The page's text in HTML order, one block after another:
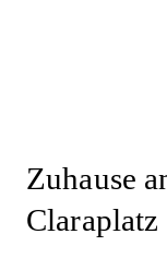
Zuhause
Claraplatz